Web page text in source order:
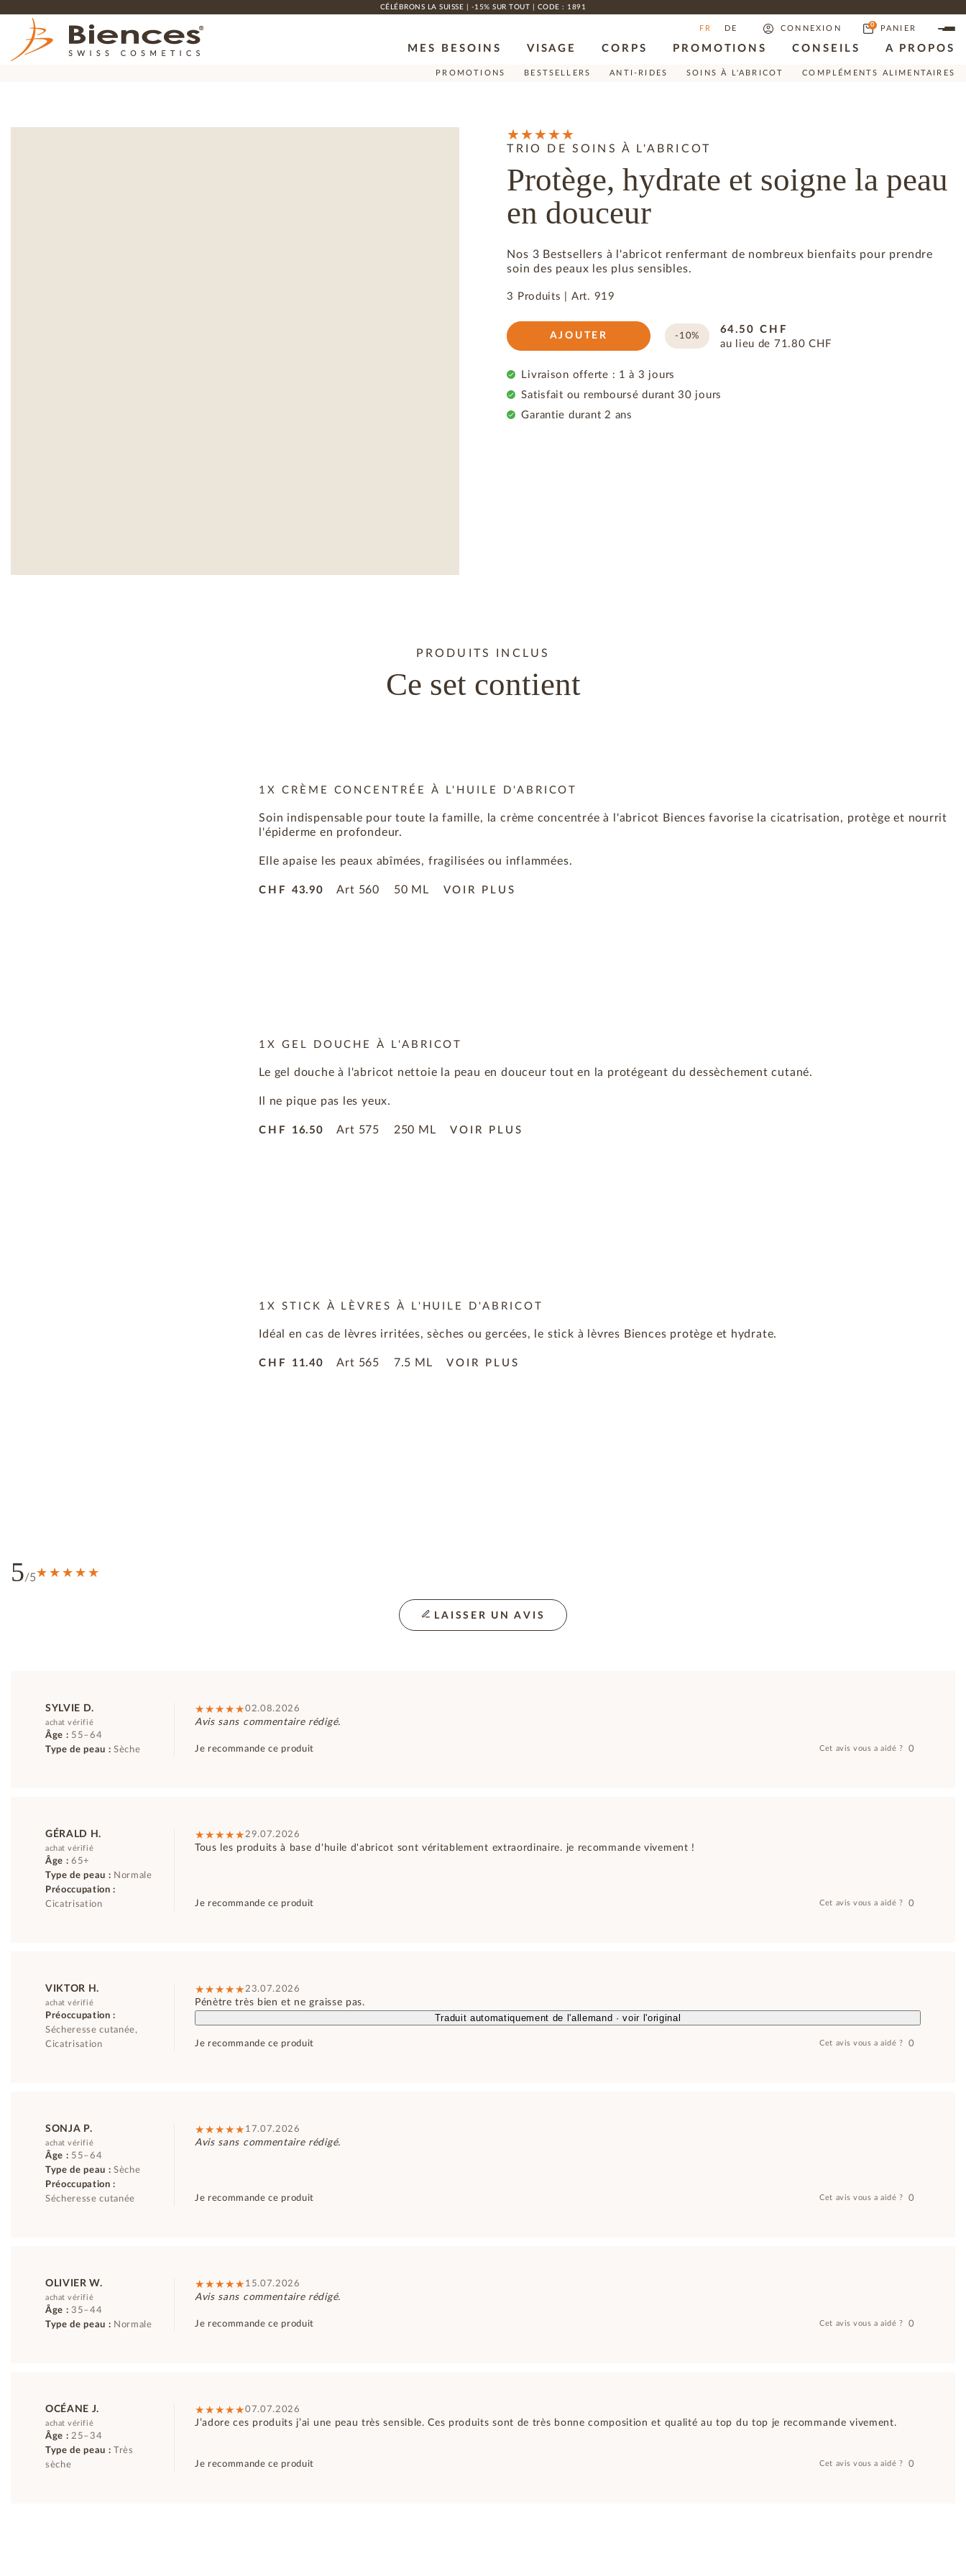
CÉLÉBRONS LA SUISSE | -15% SUR TOUT | CODE : 1891
FR DE CONNEXION 0 PANIER
MES BESOINS VISAGE CORPS PROMOTIONS CONSEILS A PROPOS
PROMOTIONS BESTSELLERS ANTI-RIDES SOINS À L'ABRICOT COMPLÉMENTS ALIMENTAIRES
TRIO DE SOINS À L'ABRICOT
Protège, hydrate et soigne la peau
en douceur
Nos 3 Bestsellers à l'abricot renfermant de nombreux bienfaits pour prendre
soin des peaux les plus sensibles.
3 Produits Art. 919
AJOUTER -10%
64.50 CHF
au lieu de 71.80 CHF
Livraison offerte : 1 à 3 jours
Satisfait ou remboursé durant 30 jours
Garantie durant 2 ans
PRODUITS INCLUS
Ce set contient
1X CRÈME CONCENTRÉE À L'HUILE D'ABRICOT
Soin indispensable pour toute la famille, la crème concentrée à l'abricot Biences favorise la cicatrisation, protège et nourrit
l'épiderme en profondeur.
Elle apaise les peaux abîmées, fragilisées ou inflammées.
CHF 43.90 Art 560 50 ML VOIR PLUS
1X GEL DOUCHE À L'ABRICOT
Le gel douche à l'abricot nettoie la peau en douceur tout en la protégeant du dessèchement cutané.
Il ne pique pas les yeux.
CHF 16.50 Art 575 250 ML VOIR PLUS
1X STICK À LÈVRES À L'HUILE D'ABRICOT
Idéal en cas de lèvres irritées, sèches ou gercées, le stick à lèvres Biences protège et hydrate.
CHF 11.40 Art 565 7.5 ML VOIR PLUS
5/5
LAISSER UN AVIS
SYLVIE D.
achat vérifié
Âge : 55–64
Type de peau : Sèche
02.08.2026
Avis sans commentaire rédigé.
Je recommande ce produit Cet avis vous a aidé ? 0
GÉRALD H.
achat vérifié
Âge : 65+
Type de peau : Normale
Préoccupation :
Cicatrisation
29.07.2026
Tous les produits à base d'huile d'abricot sont véritablement extraordinaire. je recommande vivement !
Je recommande ce produit Cet avis vous a aidé ? 0
VIKTOR H.
achat vérifié
Préoccupation :
Sécheresse cutanée,
Cicatrisation
23.07.2026
Pénètre très bien et ne graisse pas.
Traduit automatiquement de l'allemand · voir l'original
Je recommande ce produit Cet avis vous a aidé ? 0
SONJA P.
achat vérifié
Âge : 55–64
Type de peau : Sèche
Préoccupation :
Sécheresse cutanée
17.07.2026
Avis sans commentaire rédigé.
Je recommande ce produit Cet avis vous a aidé ? 0
OLIVIER W.
achat vérifié
Âge : 35–44
Type de peau : Normale
15.07.2026
Avis sans commentaire rédigé.
Je recommande ce produit Cet avis vous a aidé ? 0
OCÉANE J.
achat vérifié
Âge : 25–34
Type de peau : Très
sèche
07.07.2026
J’adore ces produits j’ai une peau très sensible. Ces produits sont de très bonne composition et qualité au top du top je recommande vivement.
Je recommande ce produit Cet avis vous a aidé ? 0